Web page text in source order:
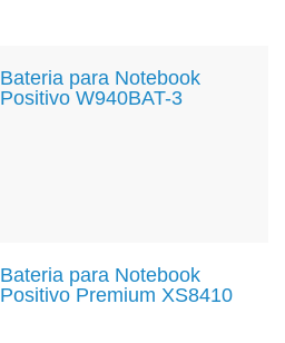
Bateria para Notebook
Positivo W940BAT-3
Bateria para Notebook
Positivo Premium XS8410